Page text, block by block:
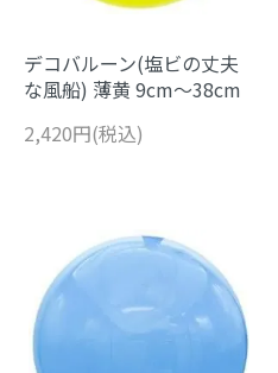
デコバルーン(塩ビの丈夫
な風船) 薄黄 9cm～38cm
2,420円(税込)